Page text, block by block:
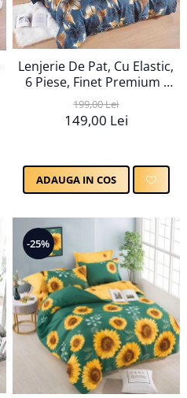
Lenjerie De Pat, Cu Elastic,
6 Piese, Finet Premium -
LPBF6PE14
199,00 Lei
149,00 Lei
ADAUGA IN COS
-25%